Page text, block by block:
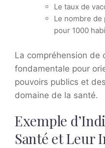
Le taux de
Le nombre
pour 1000
La compréhension de
fondamentale pour
pouvoirs publics et
domaine de la santé.
Exemple
Santé et Leur